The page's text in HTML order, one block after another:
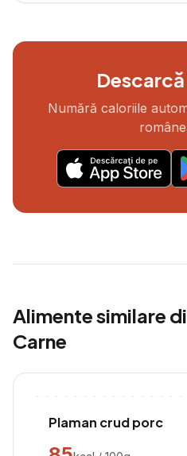
Numără caloriile
Alimente similare
Carne
Plaman crud porc